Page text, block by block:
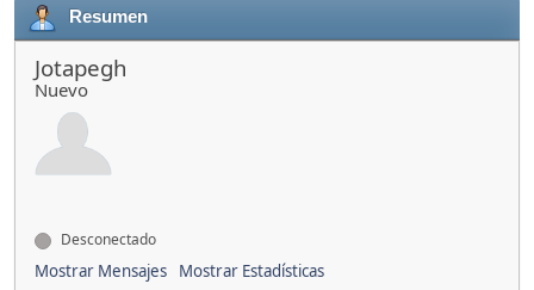
Resumen
Jotapegh
Nuevo
Desconectado
Mostrar Mensajes
Mostrar Estadísticas